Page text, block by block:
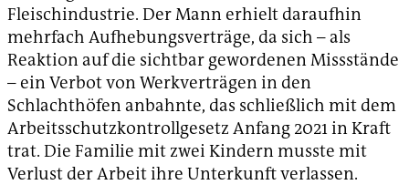
Fleischindustrie. Der Mann erhielt daraufhin
mehrfach Aufhebungsverträge, da sich – als
Reaktion auf die sichtbar gewordenen Missstände
– ein Verbot von Werkverträgen in den
Schlachthöfen anbahnte, das schließlich mit dem
Arbeitsschutzkontrollgesetz Anfang 2021 in Kraft
trat. Die Familie mit zwei Kindern musste mit
Verlust der Arbeit ihre Unterkunft verlassen.